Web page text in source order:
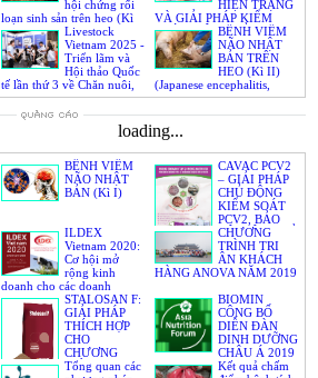
HIỆN TRẠNG
VÀ GIẢI PHÁP KIỂM
SOÁT HIỆU QUẢ
hội chứng rối
loạn sinh sản trên heo (Kì
III)
BỆNH VIÊM
NÃO NHẬT
BẢN TRÊN
HEO (Kì II)
(Japanese encephalitis,
Japanese B encephalitis)
Livestock
Vietnam 2025 -
Triển lãm và
Hội thảo Quốc
tế lần thứ 3 về Chăn nuôi,
Thức ăn, Sức khỏe vật
nuôi, Sản xuất sữa và Chế
biến thịt
loading...
CAVAC PCV2
– GIẢI PHÁP
CHỦ ĐỘNG
KIỂM SOÁT
PCV2, BẢO
VỆ HIỆU QUẢ
ĐÀN HEO
BỆNH VIÊM
NÃO NHẬT
BẢN (Kì I)
CHƯƠNG
TRÌNH TRI
ÂN KHÁCH
HÀNG ANOVA NĂM 2019
ILDEX
Vietnam 2020:
Cơ hội mở
rộng kinh
doanh cho các doanh
nghiệp trong ngành chăn
nuôi
BIOMIN
CÔNG BỐ
DIỄN ĐÀN
DINH DƯỠNG
CHÂU Á 2019
STALOSAN F:
GIẢI PHÁP
THÍCH HỢP
CHO
CHƯƠNG
TRÌNH
Kết quả chấm
Tổng quan các